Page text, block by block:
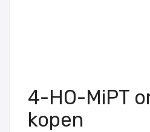
4-HO-MiPT
kopen